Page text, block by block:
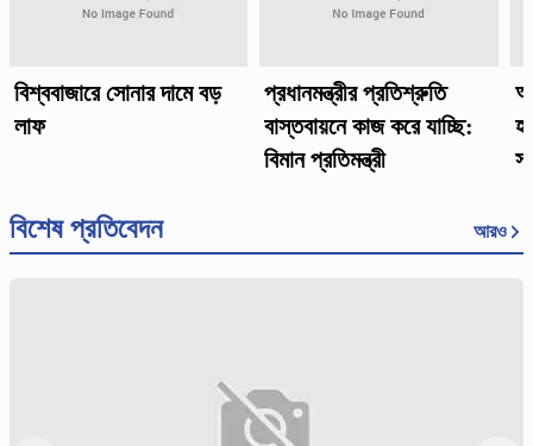
বিশ্ববাজারে সোনার দামে বড়
লাফ
প্রধানমন্ত্রীর প্রতিশ্রুতি
বাস্তবায়নে কাজ করে যাচ্ছি:
বিমান প্রতিমন্ত্রী
বিশেষ প্রতিবেদন আরও